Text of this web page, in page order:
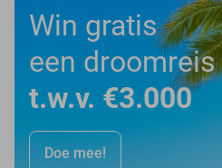
Win gratis
een droomreis
t.w.v. €3.000
Doe mee!